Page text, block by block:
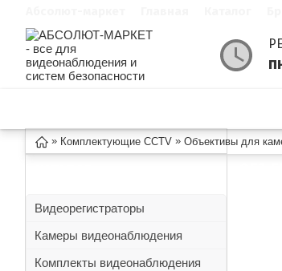
» Комплектующие CCTV » Объективы для
Видеорегистраторы
Камеры видеонаблюдения
Комплекты видеонаблюдения